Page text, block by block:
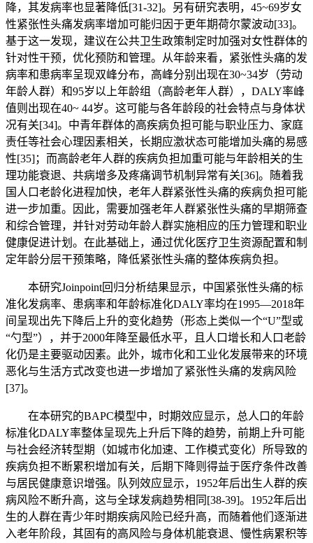
降，其发病率也显著降低[31-32]。另有研究表明，45~69岁女
性紧张性头痛发病率增加可能归因于更年期荷尔蒙波动[33]。
基于这一发现，建议在公共卫生政策制定时加强对女性群体的
针对性干预，优化预防和管理。从年龄来看，紧张性头痛的发
病率和患病率呈现双峰分布，高峰分别出现在30~34岁（劳动
年龄人群）和95岁以上年龄组（高龄老年人群），DALY率峰
值则出现在40~ 44岁。这可能与各年龄段的社会特点与身体状
况有关[34]。中青年群体的高疾病负担可能与职业压力、家庭
责任等社会心理因素相关，长期应激状态可能增加头痛的易感
性[35]；而高龄老年人群的疾病负担加重可能与年龄相关的生
理功能衰退、共病增多及疼痛调节机制异常有关[36]。随着我
国人口老龄化进程加快，老年人群紧张性头痛的疾病负担可能
进一步加重。因此，需要加强老年人群紧张性头痛的早期筛查
和综合管理，并针对劳动年龄人群实施相应的压力管理和职业
健康促进计划。在此基础上，通过优化医疗卫生资源配置和制
定年龄分层干预策略，降低紧张性头痛的整体疾病负担。
本研究Joinpoint回归分析结果显示，中国紧张性头痛的标
准化发病率、患病率和年龄标准化DALY率均在1995—2018年
间呈现出先下降后上升的变化趋势（形态上类似一个“U”型或
“勺型”），并于2000年降至最低水平，且人口增长和人口老龄
化仍是主要驱动因素。此外，城市化和工业化发展带来的环境
恶化与生活方式改变也进一步增加了紧张性头痛的发病风险
[37]。
在本研究的BAPC模型中，时期效应显示，总人口的年龄
标准化DALY率整体呈现先上升后下降的趋势，前期上升可能
与社会经济转型期（如城市化加速、工作模式变化）所导致的
疾病负担不断累积增加有关，后期下降则得益于医疗条件改善
与居民健康意识增强。队列效应显示，1952年后出生人群的疾
病风险不断升高，这与全球发病趋势相同[38-39]。1952年后出
生的人群在青少年时期疾病风险已经升高，而随着他们逐渐进
入老年阶段，其固有的高风险与身体机能衰退、慢性病累积等